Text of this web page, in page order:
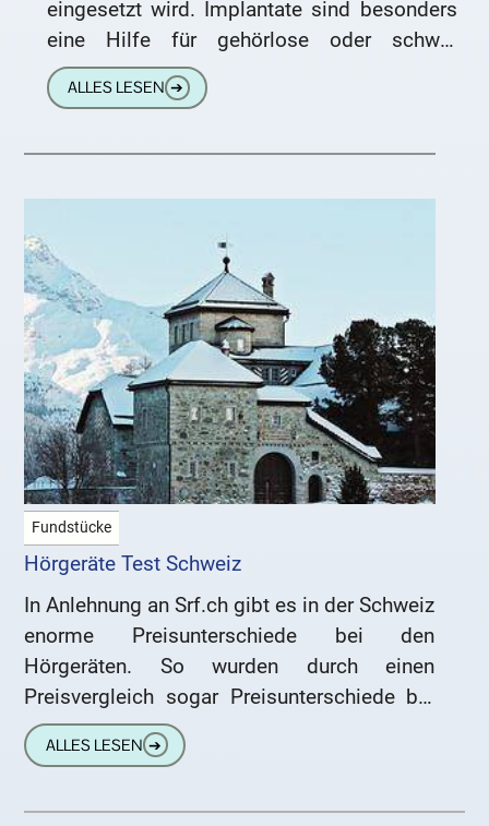
eingesetzt wird. Implantate sind besonders
eine Hilfe für gehörlose oder schwer
hörgeschädigte Personen, die keine
normalen
ALLES LESEN ➔
Fundstücke
Hörgeräte Test Schweiz
In Anlehnung an Srf.ch gibt es in der Schweiz
enorme Preisunterschiede bei den
Hörgeräten. So wurden durch einen
Preisvergleich sogar Preisunterschiede bis
hin zu 89 % festgestellt. Ein Grund dafür
ALLES LESEN ➔